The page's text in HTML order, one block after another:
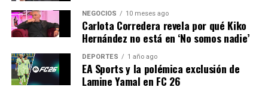
la tecnología con un análisis preciso y profundo. Cuando los
titulares cambian cada minuto, puedes contar con nosotros
para abrirnos paso entre el ruido y ofrecerte claridad en
bandeja de plata.
NEGOCIOS 10 meses ago
Carlota Corredera revela por qué Kiko
Hernández no está en ‘No somos nadie’
DEPORTES 1 año ago
EA Sports y la polémica exclusión de
Lamine Yamal en FC 26